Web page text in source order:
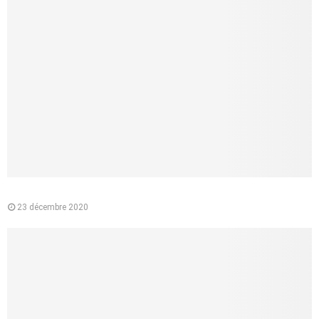
23 décembre 2020